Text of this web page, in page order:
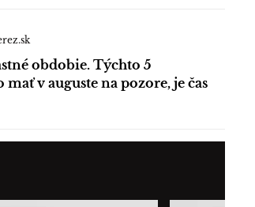
obdobie. Týchto 5
v auguste na pozore, je čas